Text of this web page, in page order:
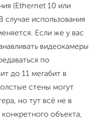
(Ethernet 10 или
использования
Если же у вас
видеокамеры
по
до 11 мегабит в
стены могут
но тут всё не в
объекта,